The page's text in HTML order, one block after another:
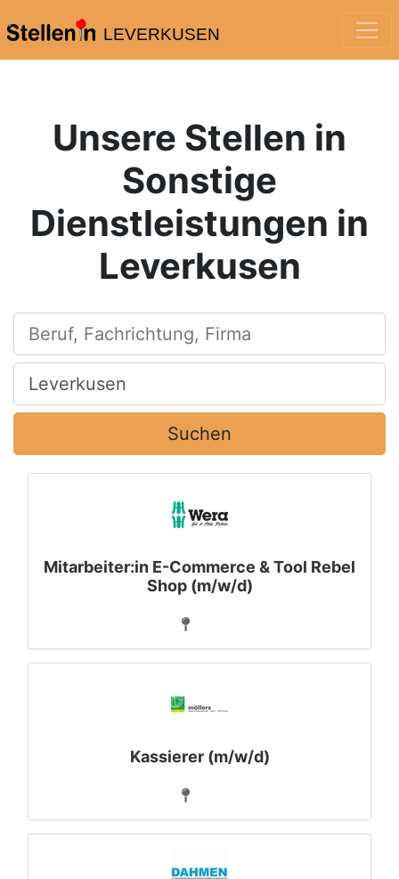
LEVERKUSEN
Unsere Stellen in
Sonstige
Dienstleistungen in
Leverkusen
Beruf, Fachrichtung, Firma
Ort, Stadt
Suchen
Mitarbeiter:in E-Commerce & Tool Rebel
Shop (m/w/d)
Kassierer (m/w/d)